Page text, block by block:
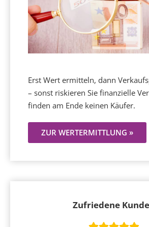
Erst Wert ermitteln, dann
– sonst riskieren Sie finanzielle
finden am Ende keinen Käufer.
ZUR WERTERMITTLUNG »
Zufriedene